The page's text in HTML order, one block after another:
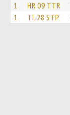
1 HR 09 TTR
1 TL 28 STP